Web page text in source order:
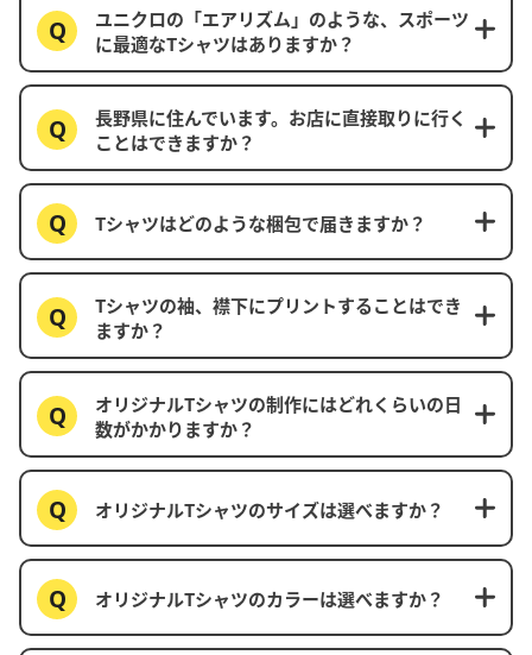
ユニクロの「エアリズム」のような、スポーツ
に最適なTシャツはありますか？
長野県に住んでいます。お店に直接取りに行く
ことはできますか？
Tシャツはどのような梱包で届きますか？
Tシャツの袖、襟下にプリントすることはでき
ますか？
オリジナルTシャツの制作にはどれくらいの日
数がかかりますか？
オリジナルTシャツのサイズは選べますか？
オリジナルTシャツのカラーは選べますか？